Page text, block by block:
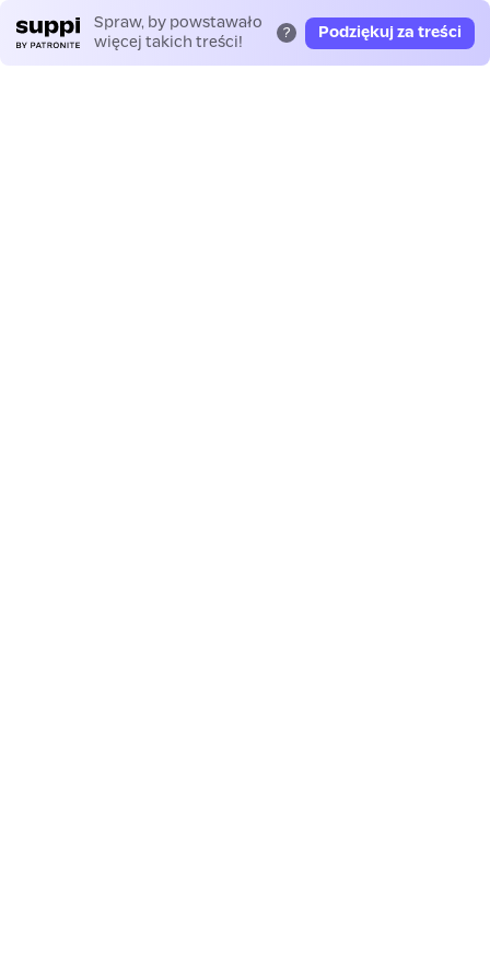
Spraw, by powstawało
więcej takich treści!
? Podziękuj za treści